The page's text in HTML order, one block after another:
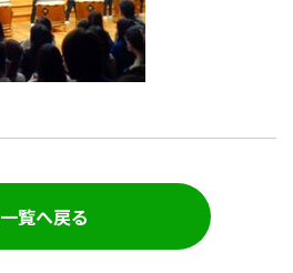
一覧へ戻る